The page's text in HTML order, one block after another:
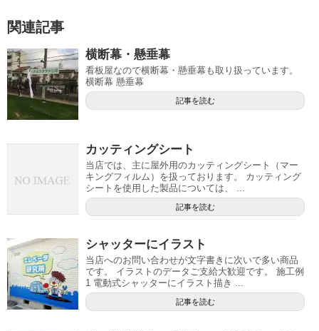
関連記事
横断幕・懸垂幕
看板屋なので横断幕・懸垂幕も取り扱っています。
横断幕 懸垂幕
記事を読む
カッティングシート
当店では、主に屋外用のカッティングシート（マー
キングフィルム）を扱っております。 カッティング
シートを使用した製品については、 ...
記事を読む
シャッターにイラスト
当店へのお問い合わせが文字書きに次いで多い商品
です。 イラストのデータご支給大歓迎です。 施工例
1 電動式シャッターにイラスト描き ...
記事を読む